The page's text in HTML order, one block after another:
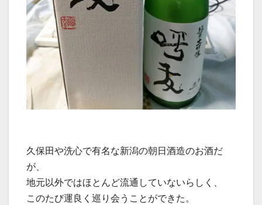
久保田や洗心で有名な新潟の朝日酒造のお酒だ
が、
地元以外ではほとんど流通していないらしく、
このたび運良く巡り会うことができた。